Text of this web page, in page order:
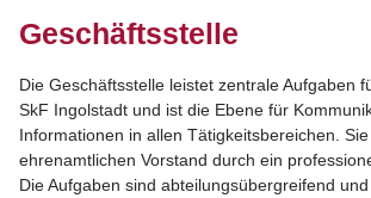
Geschäftsstelle
Die Geschäftsstelle leistet zentrale Aufgaben
SkF Ingolstadt und ist die Ebene für
Informationen in allen Tätigkeitsbereichen.
ehrenamtlichen Vorstand durch ein
Die Aufgaben sind abteilungsübergreifend